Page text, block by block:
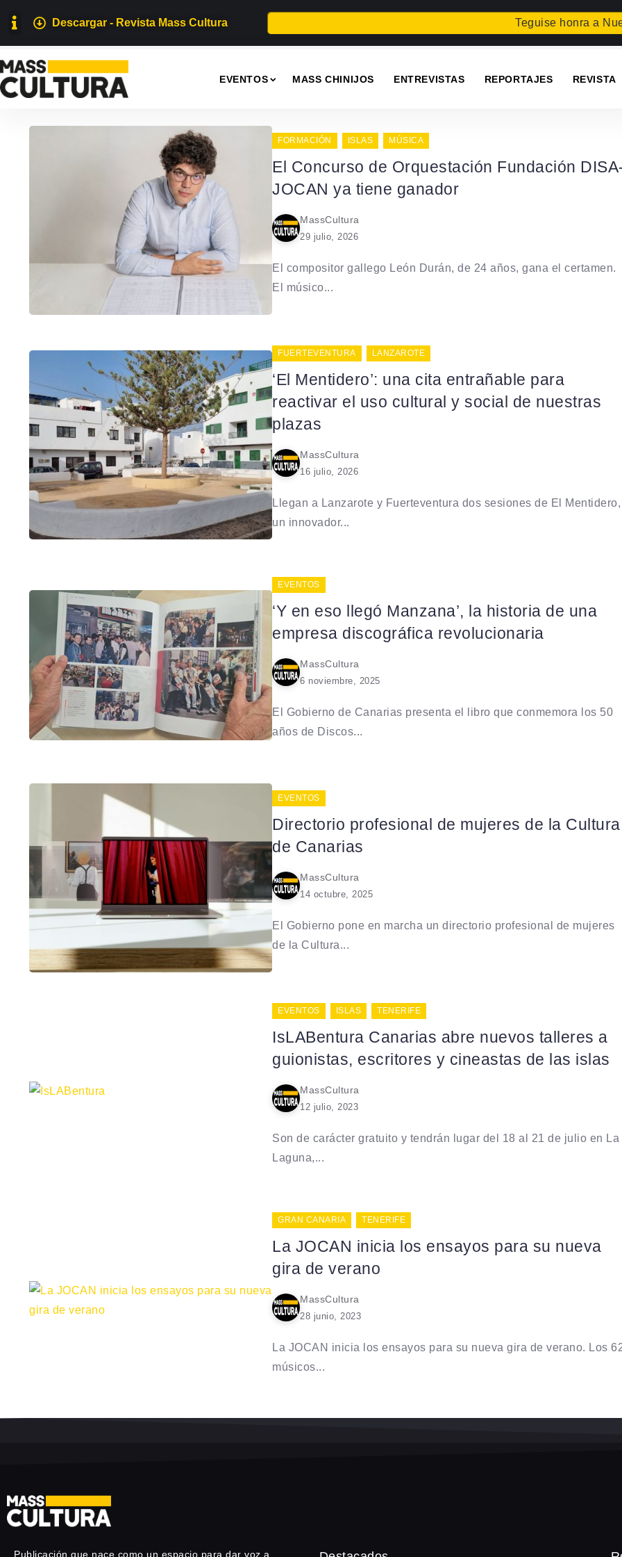
Descargar - Revista Mass Cultura Teguise honra a
EVENTOS MASS CHINIJOS ENTREVISTAS REPORTAJES REVISTA
FORMACIÓN ISLAS MÚSICA
El Concurso de Orquestación Fundación
JOCAN ya tiene ganador
MassCultura
29 julio, 2026
El compositor gallego León Durán, de 24 años, gana el certamen.
El músico...
FUERTEVENTURA LANZAROTE
‘El Mentidero’: una cita entrañable para
reactivar el uso cultural y social de nuestras
plazas
MassCultura
16 julio, 2026
Llegan a Lanzarote y Fuerteventura dos sesiones de El Mentidero,
un innovador...
EVENTOS
‘Y en eso llegó Manzana’, la historia de una
empresa discográfica revolucionaria
MassCultura
6 noviembre, 2025
El Gobierno de Canarias presenta el libro que conmemora los 50
años de Discos...
EVENTOS
Directorio profesional de mujeres de la Cultura
de Canarias
MassCultura
14 octubre, 2025
El Gobierno pone en marcha un directorio profesional de mujeres
de la Cultura...
EVENTOS ISLAS TENERIFE
IsLABentura Canarias abre nuevos talleres a
guionistas, escritores y cineastas de las islas
MassCultura
12 julio, 2023
Son de carácter gratuito y tendrán lugar del 18 al 21 de julio en La
Laguna,...
GRAN CANARIA TENERIFE
La JOCAN inicia los ensayos para su nueva
gira de verano
MassCultura
28 junio, 2023
La JOCAN inicia los ensayos para su nueva gira de verano. Los
músicos...
Publicación que nace como un espacio para dar voz a